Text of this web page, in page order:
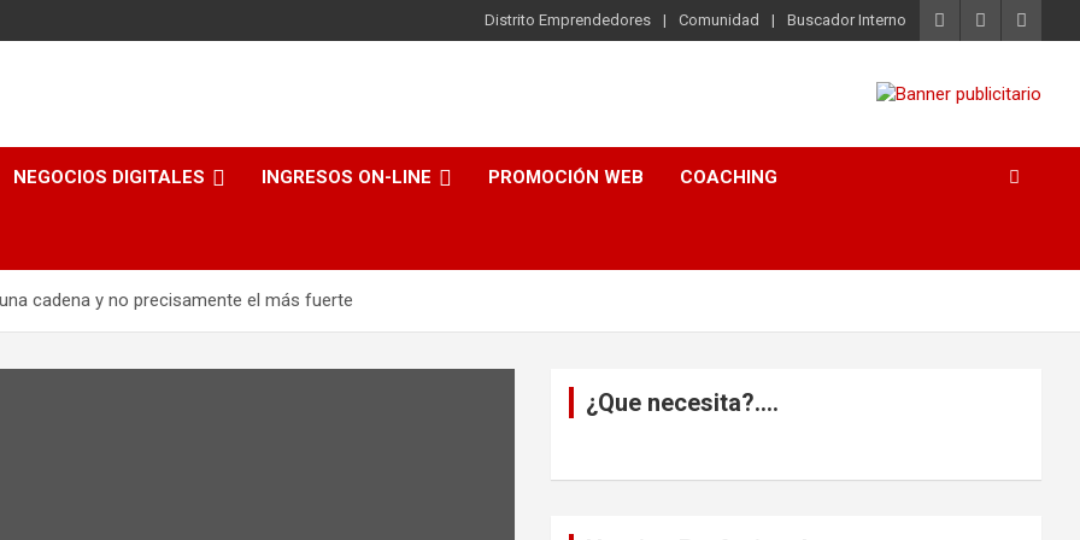
Distrito Emprendedores Comunidad Buscador Interno
NEGOCIOS DIGITALES INGRESOS ON-LINE PROMOCIÓN WEB COACHING
cadena y no precisamente el más fuerte
¿Que necesita?….